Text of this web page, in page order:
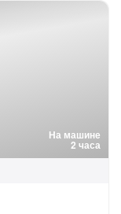
На машине
2 часа